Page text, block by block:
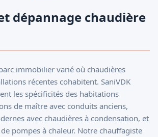
dépannage chaudière
immobilier varié où chaudières
récentes cohabitent. SaniVDK
les spécificités des habitations
de maître avec conduits anciens,
avec chaudières à condensation, et
pompes à chaleur. Notre chauffagiste